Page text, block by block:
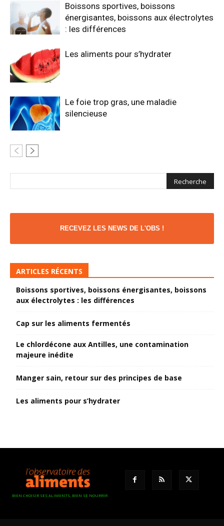
Boissons sportives, boissons
énergisantes, boissons aux électrolytes
: les différences
Les aliments pour s’hydrater
Le foie trop gras, une maladie
silencieuse
RECEVEZ LES NEWS DE L'OBS !
ARTICLES RÉCENTS
Boissons sportives, boissons énergisantes, boissons
aux électrolytes : les différences
Cap sur les aliments fermentés
Le chlordécone aux Antilles, une contamination
majeure inédite
Manger sain, retour sur des principes de base
Les aliments pour s’hydrater
BIEN CHOISIR SES ALIMENTS, BIEN SE NOURRIR